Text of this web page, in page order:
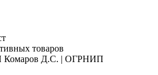
товаров
Комаров Д.С. | ОГРНИП